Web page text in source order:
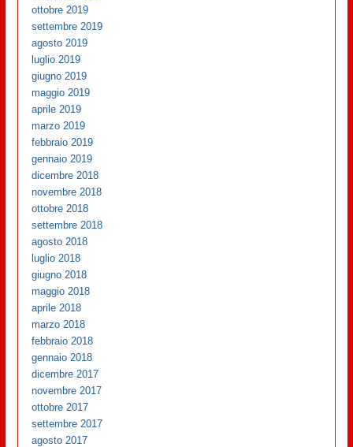
ottobre 2019
settembre 2019
agosto 2019
luglio 2019
giugno 2019
maggio 2019
aprile 2019
marzo 2019
febbraio 2019
gennaio 2019
dicembre 2018
novembre 2018
ottobre 2018
settembre 2018
agosto 2018
luglio 2018
giugno 2018
maggio 2018
aprile 2018
marzo 2018
febbraio 2018
gennaio 2018
dicembre 2017
novembre 2017
ottobre 2017
settembre 2017
agosto 2017